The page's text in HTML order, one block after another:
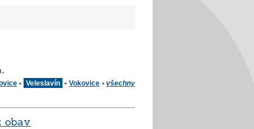
• Veleslavín • Vokovice•všechny
obav